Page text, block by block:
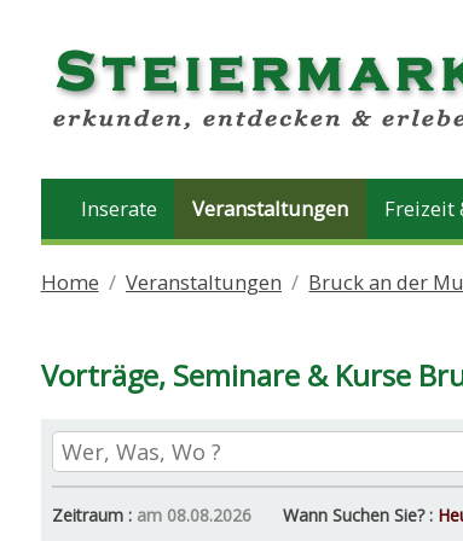
Inserate Veranstaltungen Freizeit
Home Veranstaltungen Bruck an der
Vorträge, Seminare & Kurse
Zeitraum : am 08.08.2026 Wann Suchen Sie? :